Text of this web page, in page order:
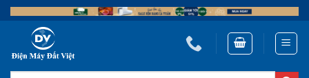
Skip
to
content